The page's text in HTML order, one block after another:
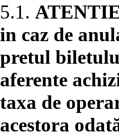
5.1.
in caz de
pretul
aferente
taxa de
acestora